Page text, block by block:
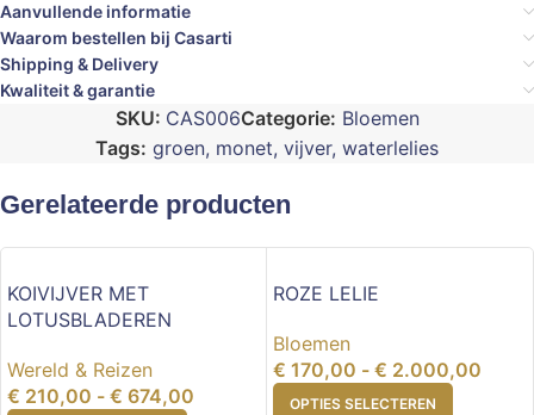
Aanvullende informatie
Waarom bestellen bij Casarti
Shipping & Delivery
Kwaliteit & garantie
SKU: CAS006Categorie: Bloemen
Tags: groen, monet, vijver, waterlelies
Gerelateerde producten
KOIVIJVER MET
LOTUSBLADEREN
Wereld & Reizen
€ 210,00 - € 674,00
ROZE LELIE
Bloemen
€ 170,00 - € 2.000,00
OPTIES SELECTEREN